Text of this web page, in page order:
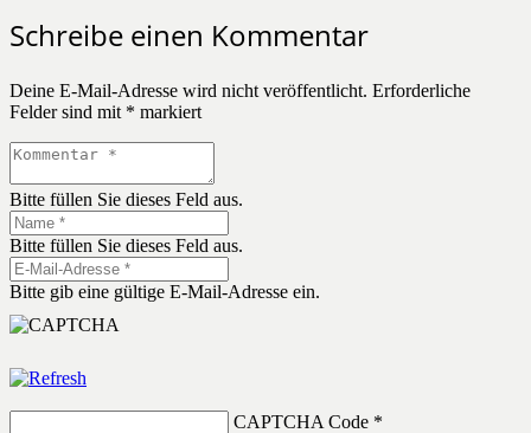
Schreibe einen Kommentar
Deine E-Mail-Adresse wird nicht veröffentlicht. Erforderliche
Felder sind mit * markiert
Bitte füllen Sie dieses Feld aus.
Bitte füllen Sie dieses Feld aus.
Bitte gib eine gültige E-Mail-Adresse ein.
CAPTCHA Code *